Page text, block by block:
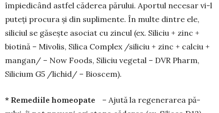
împiedicând astfel căderea părului. Aportul necesar vi-l
puteți procura și din suplimente. În multe dintre ele,
siliciul se găsește asociat cu zincul (ex. Siliciu + zinc +
biotină – Mi­volis, Silica Complex /siliciu + zinc + calciu +
man­gan/ – Now Foods, Siliciu vegetal – DVR Pharm,
Silicium G5 /lichid/ – Bioscem).
* Remediile homeopate
– Ajută la rege­ne­­rarea pă­